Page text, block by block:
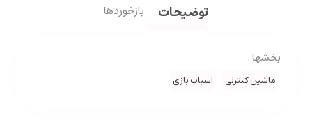
توضیحات بازخوردها
بخشها :
ماشین کنترلی اسباب بازی